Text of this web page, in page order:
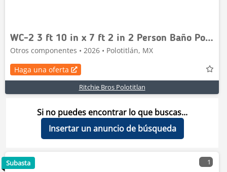
WC-2 3 ft 10 in x 7 ft 2 in 2 Person Baño Portatil
Otros componentes • 2026 • Polotitlán, MX
Haga una oferta
Ritchie Bros Polotitlan
Si no puedes encontrar lo que buscas...
Insertar un anuncio de búsqueda
1
Subasta